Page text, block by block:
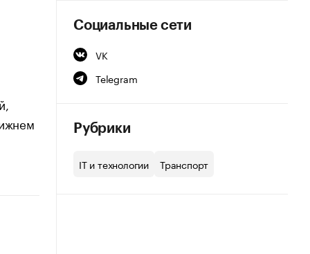
Социальные сети
VK
Telegram
Рубрики
IT и технологии Транспорт